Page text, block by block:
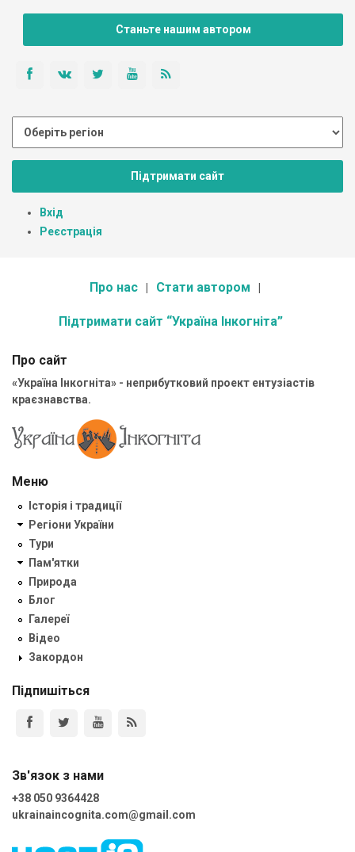
Станьте нашим автором
Підтримати сайт
Вхід
Реєстрація
Про нас Стати автором
Підтримати сайт “Україна Інкогніта”
Про сайт
«Україна Інкогніта» - неприбутковий проект ентузіастів
краєзнавства.
Меню
Історія і традиції
Регіони України
Тури
Пам'ятки
Природа
Блог
Галереї
Відео
Закордон
Підпишіться
Зв'язок з нами
+38 050 9364428
ukrainaincognita.com@gmail.com